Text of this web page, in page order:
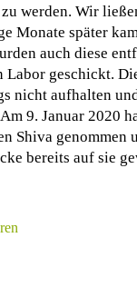
werden. Wir
Monate später
auch diese
Labor geschickt.
nicht aufhalten
9. Januar 2020
Shiva genommen
bereits auf sie